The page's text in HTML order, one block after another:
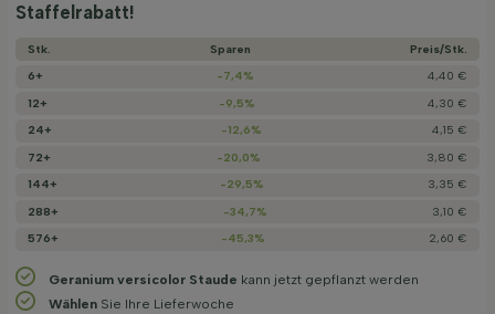
Staffelrabatt!
Stk. Sparen
Preis/­Stk.
6+
-7,4%
4,40 €
12+
-9,5%
4,30 €
24+
-12,6%
4,15 €
72+
-20,0%
3,80 €
144+
-29,5%
3,35 €
288+
-34,7%
3,10 €
576+
-45,3% 2,60 €
Geranium versicolor Staude kann jetzt gepflanzt werden
Wählen Sie Ihre Lieferwoche